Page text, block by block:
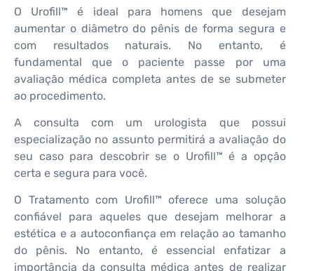
O Urofill™ é ideal para homens que desejam
aumentar o diâmetro do pênis de forma segura e
com resultados naturais. No entanto, é
fundamental que o paciente passe por uma
avaliação médica completa antes de se submeter
ao procedimento.
A consulta com um urologista que possui
especialização no assunto permitirá a avaliação do
seu caso para descobrir se o Urofill™ é a opção
certa e segura para você.
O Tratamento com Urofill™ oferece uma solução
confiável para aqueles que desejam melhorar a
estética e a autoconfiança em relação ao tamanho
do pênis. No entanto, é essencial enfatizar a
importância da consulta médica antes de realizar